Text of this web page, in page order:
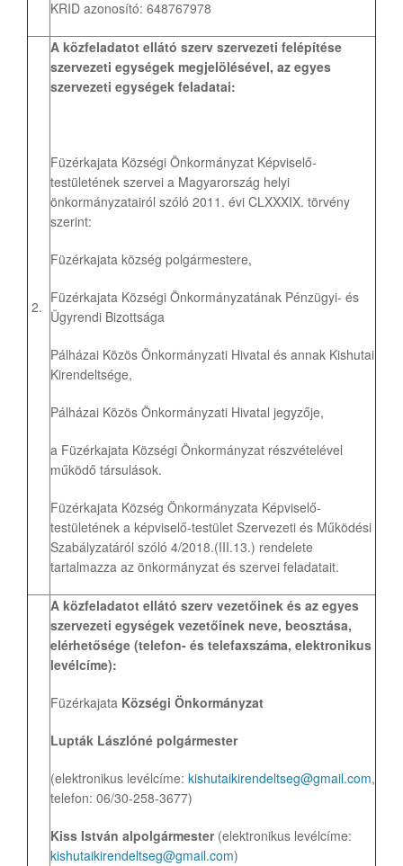
KRID azonosító: 648767978
2.
A közfeladatot ellátó szerv szervezeti felépítése
szervezeti egységek megjelölésével, az egyes
szervezeti egységek feladatai:
Füzérkajata Községi Önkormányzat Képviselő-
testületének szervei a Magyarország helyi
önkormányzatairól szóló 2011. évi CLXXXIX. törvény
szerint:
Füzérkajata község polgármestere,
Füzérkajata Községi Önkormányzatának Pénzügyi- és
Ügyrendi Bizottsága
Pálházai Közös Önkormányzati Hivatal és annak Kishutai
Kirendeltsége,
Pálházai Közös Önkormányzati Hivatal jegyzője,
a Füzérkajata Községi Önkormányzat részvételével
működő társulások.
Füzérkajata Község Önkormányzata Képviselő-
testületének a képviselő-testület Szervezeti és Működési
Szabályzatáról szóló 4/2018.(III.13.) rendelete
tartalmazza az önkormányzat és szervei feladatait.
A közfeladatot ellátó szerv vezetőinek és az egyes
szervezeti egységek vezetőinek neve, beosztása,
elérhetősége (telefon- és telefaxszáma, elektronikus
levélcíme):
Füzérkajata Községi Önkormányzat
Lupták Lászlóné polgármester
(elektronikus levélcíme: kishutaikirendeltseg@gmail.com,
telefon: 06/30-258-3677)
Kiss István alpolgármester(elektronikus levélcíme:
kishutaikirendeltseg@gmail.com)